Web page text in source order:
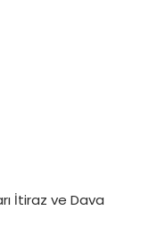
İtiraz ve Dava